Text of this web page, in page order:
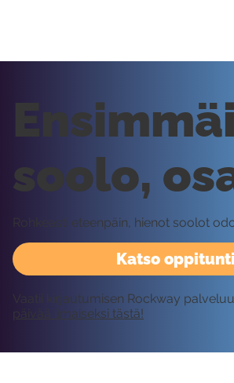
Katso oppitunti
soolo,
Rohkeasti eteenpäin, hienot soolot
Vaatii kirjautumisen Rockway
päivää ilmaiseksi tästä!